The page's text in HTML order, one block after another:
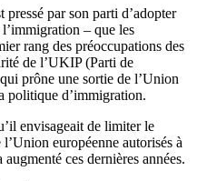
par son parti d’adopter
– que les
rang des préoccupations des
de l’UKIP (Parti de
prône une sortie de l’Union
politique d’immigration.
envisageait de limiter le
européenne autorisés à
ces dernières années.